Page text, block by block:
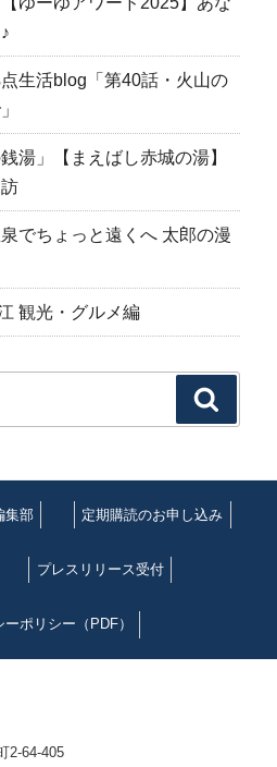
生活blog「第40話・火山の
湯」【まえばし赤城の湯】
でちょっと遠くへ 太郎の漫
観光・グルメ編
索
集部 定期購読のお申し込み
プレスリリース受付
ポリシー（PDF）
2-64-405